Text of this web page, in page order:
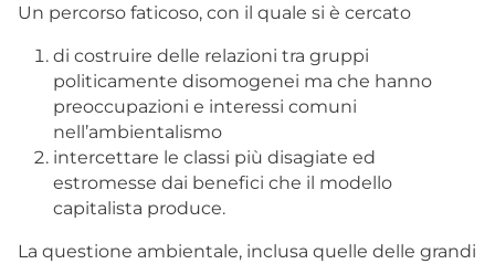
Un percorso faticoso, con il quale si è cercato
di costruire delle relazioni tra gruppi
politicamente disomogenei ma che hanno
preoccupazioni e interessi comuni
nell’ambientalismo
intercettare le classi più disagiate ed
estromesse dai benefici che il modello
capitalista produce.
La questione ambientale, inclusa quelle delle grandi